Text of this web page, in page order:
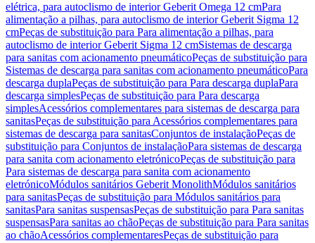
elétrica, para autoclismo de interior Geberit Omega 12 cmPara
alimentação a pilhas, para autoclismo de interior Geberit Sigma 12
cmPeças de substituição para Para alimentação a pilhas, para
autoclismo de interior Geberit Sigma 12 cmSistemas de descarga
para sanitas com acionamento pneumáticoPeças de substituição para
Sistemas de descarga para sanitas com acionamento pneumáticoPara
descarga duplaPeças de substituição para Para descarga duplaPara
descarga simplesPeças de substituição para Para descarga
simplesAcessórios complementares para sistemas de descarga para
sanitasPeças de substituição para Acessórios complementares para
sistemas de descarga para sanitasConjuntos de instalaçãoPeças de
substituição para Conjuntos de instalaçãoPara sistemas de descarga
para sanita com acionamento eletrónicoPeças de substituição para
Para sistemas de descarga para sanita com acionamento
eletrónicoMódulos sanitários Geberit MonolithMódulos sanitários
para sanitasPeças de substituição para Módulos sanitários para
sanitasPara sanitas suspensasPeças de substituição para Para sanitas
suspensasPara sanitas ao chãoPeças de substituição para Para sanitas
ao chãoAcessórios complementaresPeças de substituição para